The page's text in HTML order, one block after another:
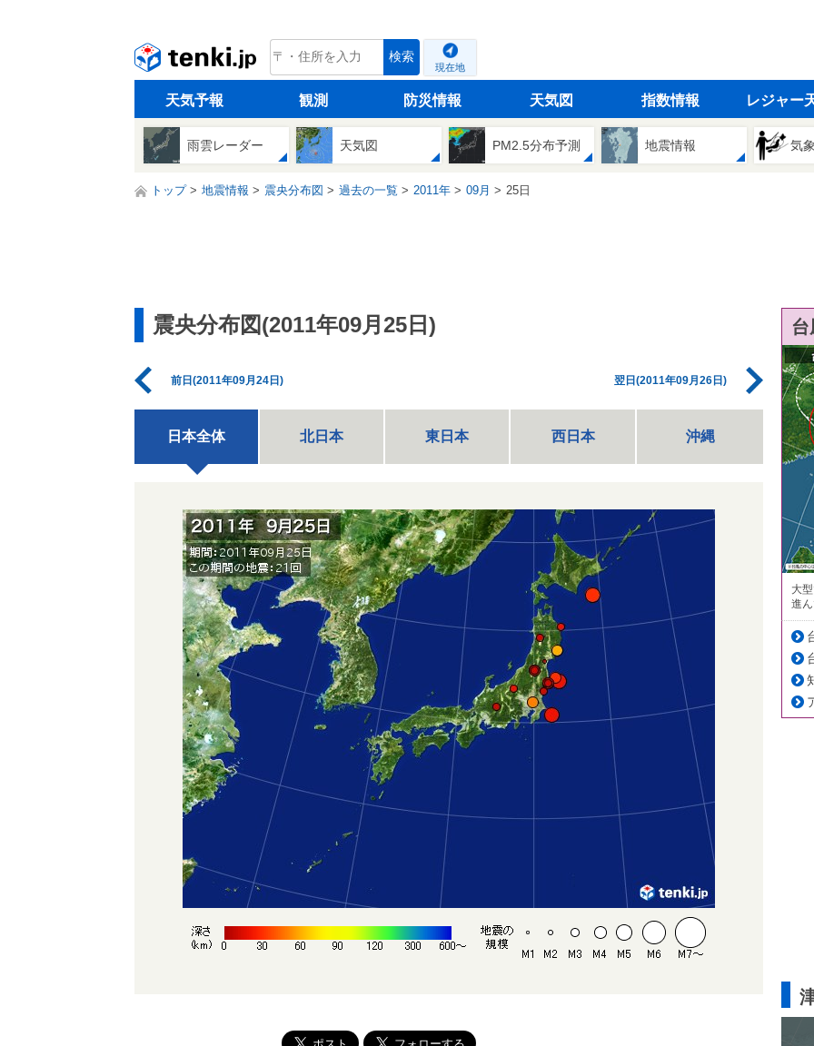
tenki.jp 検索
現在地
天気予報 観測 防災情報 天気図 指数情報 レジャー
雨雲レーダー 天気図 PM2.5分布予測 地震情報 気
トップ 地震情報 震央分布図 過去の一覧 2011年 09月 25日
震央分布図(2011年09月25日)
前日(2011年09月24日) 翌日(2011年09月26日)
日本全体 北日本 東日本 西日本 沖縄
大
進